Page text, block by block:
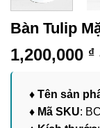
Bàn Tulip
1,200,000 ₫
♦ Tên sản
♦ Mã SKU: